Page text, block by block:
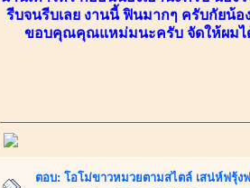
รีบจนรีบเลย งานนี้ ฟินมากๆ ครับกัย
ขอบคุณคุณแหม่มนะครับ จัดให้ผมไ
ตอบ: โอโม่ขาวหมวยตามสไตล์ เสน่ห์ฟรุ้ง